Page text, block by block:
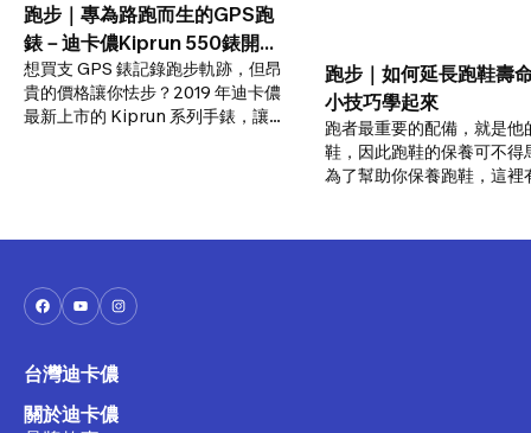
跑步｜專為路跑而生的GPS跑
錶－迪卡儂Kiprun 550錶開箱
實測
想買支 GPS 錶記錄跑步軌跡，但昂
貴的價格讓你怯步？2019 年迪卡儂
最新上市的 Kiprun 系列手錶，讓
跑步｜如何延長跑鞋壽
小技巧學起來
跑者最重要的配備，就是他
鞋，因此跑鞋的保養可不得
為了幫助你保養跑鞋，這裡
台灣迪卡儂
關於迪卡儂